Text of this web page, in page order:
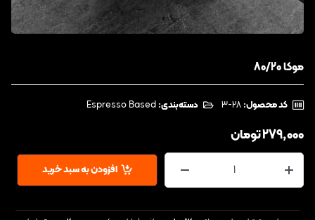
موکا 80/20
کد محصول: دسته‌بندی: Espresso Based
279,000تومان
افزودن به سبد خرید